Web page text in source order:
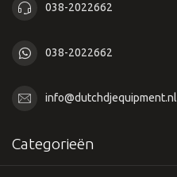
038-2022662
038-2022662
info@dutchdjequipment.nl
Categorieën